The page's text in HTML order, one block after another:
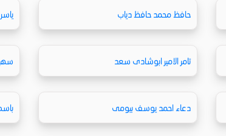
حافظ محمد حافظ دياب
تامر الامير ابوشادى سعد
دعاء احمد يوسف بيومى